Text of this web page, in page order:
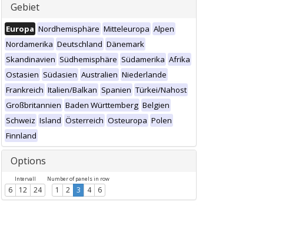
Gebiet
Europa Nordhemisphäre Mitteleuropa Alpen
Nordamerika Deutschland Dänemark
Skandinavien Südhemisphäre Südamerika Afrika
Ostasien Südasien Australien Niederlande
Frankreich Italien/Balkan Spanien Türkei/Nahost
Großbritannien Baden Württemberg Belgien
Schweiz Island Österreich Osteuropa Polen
Finnland
Options
Intervall
6 12 24
Number of panels in row
1 2 3 4 6